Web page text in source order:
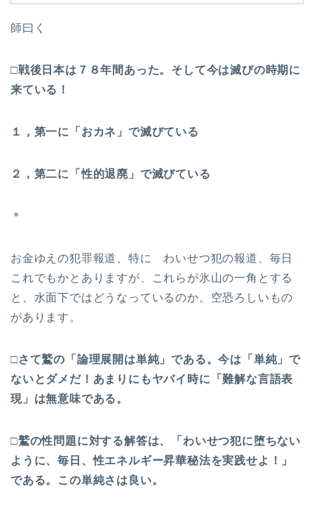
師曰く
□戦後日本は７８年間あった。そして今は滅びの時期に
来ている！
１，第一に「おカネ」で滅びている
２，第二に「性的退廃」で滅びている
＊
お金ゆえの犯罪報道、特に わいせつ犯の報道、毎日
これでもかとありますが、これらが氷山の一角とする
と、水面下ではどうなっているのか。空恐ろしいもの
があります。
□さて鷲の「論理展開は単純」である。今は「単純」で
ないとダメだ！あまりにもヤバイ時に「難解な言語表
現」は無意味である。
□鷲の性問題に対する解答は、「わいせつ犯に堕ちない
ように、毎日、性エネルギー昇華秘法を実践せよ！」
である。この単純さは良い。